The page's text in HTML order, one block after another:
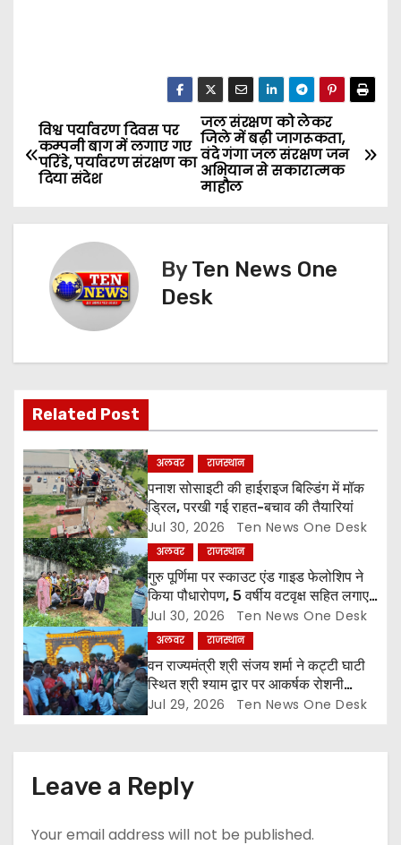
P
o
v
i
g
a
t
i
o
n
जल संरक्षण को लेकर
जिले में बढ़ी जागरूकता,
वंदे गंगा जल संरक्षण जन
अभियान से सकारात्मक
माहौल
विश्व पर्यावरण दिवस पर
कम्पनी बाग में लगाए गए
परिंडे, पर्यावरण संरक्षण का
दिया संदेश
ByTen News One
Desk
Related Post
अलवर राजस्थान
पनाश सोसाइटी की हाईराइज बिल्डिंग में मॉक
ड्रिल, परखी गई राहत-बचाव की तैयारियां
Jul 30, 2026 Ten News One Desk
अलवर राजस्थान
गुरु पूर्णिमा पर स्काउट एंड गाइड फेलोशिप ने
किया पौधारोपण, 5 वर्षीय वटवृक्ष सहित लगाए
6 पौधे
Jul 30, 2026 Ten News One Desk
अलवर राजस्थान
वन राज्यमंत्री श्री संजय शर्मा ने कट्टी घाटी
स्थित श्री श्याम द्वार पर आकर्षक रोशनी
व्यवस्था का किया शुभारंभ
Jul 29, 2026 Ten News One Desk
Leave a Reply
Your email address will not be published.